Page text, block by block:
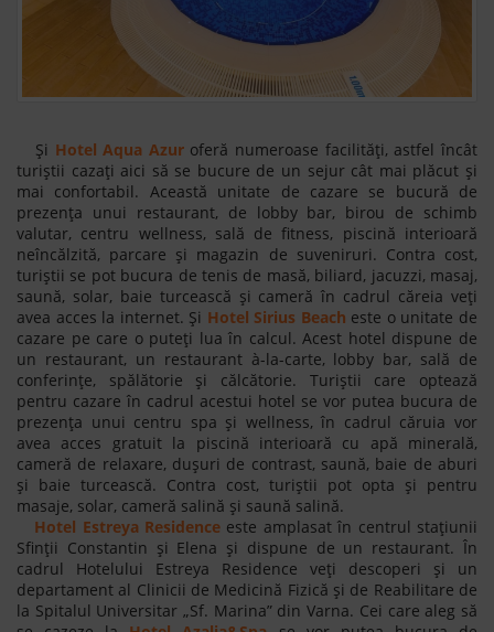
Și Hotel Aqua Azuroferă numeroase facilități, astfel încât
turiștii cazați aici să se bucure de un sejur cât mai plăcut și
mai confortabil. Această unitate de cazare se bucură de
prezența unui restaurant, de lobby bar, birou de schimb
valutar, centru wellness, sală de fitness, piscină interioară
neîncălzită, parcare și magazin de suveniruri. Contra cost,
turiștii se pot bucura de tenis de masă, biliard, jacuzzi, masaj,
saună, solar, baie turcească și cameră în cadrul căreia veți
avea acces la internet. Și Hotel Sirius Beach este o unitate de
cazare pe care o puteți lua în calcul. Acest hotel dispune de
un restaurant, un restaurant à-la-carte, lobby bar, sală de
conferințe, spălătorie și călcătorie. Turiștii care optează
pentru cazare în cadrul acestui hotel se vor putea bucura de
prezența unui centru spa și wellness, în cadrul căruia vor
avea acces gratuit la piscină interioară cu apă minerală,
cameră de relaxare, dușuri de contrast, saună, baie de aburi
și baie turcească. Contra cost, turiștii pot opta și pentru
masaje, solar, cameră salină și saună salină.
Hotel Estreya Residence este amplasat în centrul stațiunii
Sfinții Constantin și Elena și dispune de un restaurant. În
cadrul Hotelului Estreya Residence veți descoperi și un
departament al Clinicii de Medicină Fizică și de Reabilitare de
la Spitalul Universitar „Sf. Marina” din Varna. Cei care aleg să